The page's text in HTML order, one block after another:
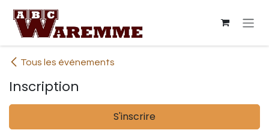
Se rendre au contenu
Tous les événements
Inscription
S'inscrire